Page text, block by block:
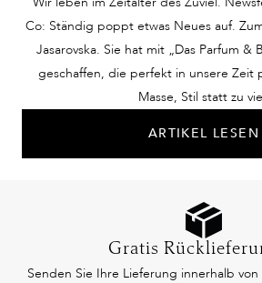
Co: Ständig poppt etwas Neues auf.
Jasarovska. Sie hat mit „Das Parfum &
geschaffen, die perfekt in unsere Zeit
Masse, Stil statt zu
ARTIKEL LESEN
Gratis
Senden Sie Ihre Lieferung innerhalb